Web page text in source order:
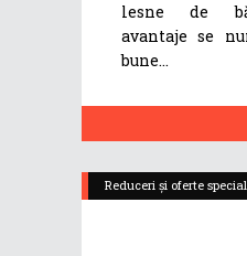
lesne de
avantaje se
bune
Reduceri și oferte